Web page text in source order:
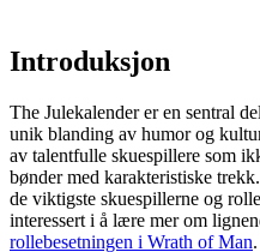
Introduksjon
The Julekalender er en sentral
unik blanding av humor og
av talentfulle skuespillere som
bønder med karakteristiske
de viktigste skuespillerne og
interessert i å lære mer om
rollebesetningen i Wrath of Man.